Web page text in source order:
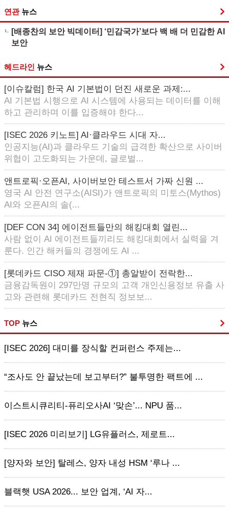
연관 뉴스
[배종찬의 보안 빅데이터] ‘민감국가’보다 백 배 더 민감한 AI
보안
헤드라인 뉴스
[이슈칼럼] 한국 AI 기본법이 던진 새로운 과제:...
AI 기본법 시행으로 AI 시스템에 사용되는 데이터를 이해
하고 관리하며 이를 입증해야 한다...
[ISEC 2026 키노트] AI·클라우드 시대 자...
인공지능(AI)과 클라우드 기술의 급격한 확산으로 사이버
위협이 고도화되는 가운데, 글로벌...
앤트로픽·오픈AI, 사이버보안 테스트서 가짜 신원 ...
영국 AI 안전 연구소(AISI)가 앤트로픽의 미토스(Mythos)
AI와 오픈AI의 솔(...
[DEF CON 34] 에이전트들만의 해킹대회 열린...
사람 없이 AI 에이전트들끼리도 해킹대회에서 실력을 겨
룬다. 인간 해커들의 경쟁에도 AI ...
[롯데카드 CISO 제재 파문-①] 총알받이 전락한...
금융감독원이 297만명 규모의 고객 개인신용정보 유출 사
고와 관련해 롯데카드 전현직 정보보...
TOP 뉴스
[ISEC 2026] 대미를 장식할 컨퍼런스 주제는...
“조사도 안 끝났는데 보고부터?” 불투명한 팩트에 ...
이스트시큐리티-퓨리오사AI ‘맞손’... NPU 품...
[ISEC 2026 미리보기] LG유플러스, 제로트...
[양자와 보안] 탈레스, 양자 내성 HSM ‘루나 ...
블랙햇 USA 2026... 보안 업계, ‘AI 자...